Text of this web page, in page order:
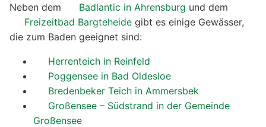
Neben dem Badlantic in Ahrensburg und dem
Freizeitbad Bargteheide gibt es einige Gewässer,
die zum Baden geeignet sind:
Herrenteich in Reinfeld
Poggensee in Bad Oldesloe
Bredenbeker Teich in Ammersbek
Großensee – Südstrand in der Gemeinde
Großensee